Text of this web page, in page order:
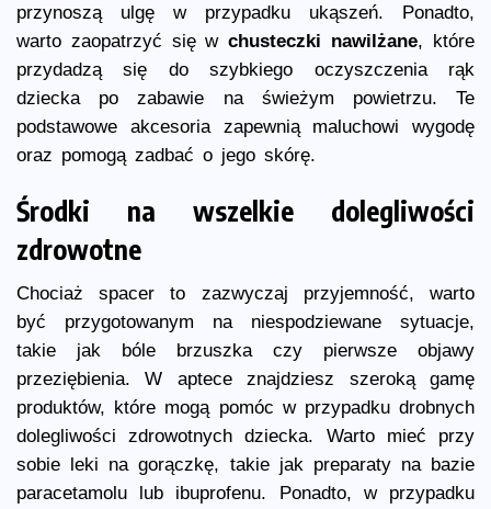
przynoszą ulgę w przypadku ukąszeń. Ponadto,
warto zaopatrzyć się wchusteczki nawilżane, które
przydadzą się do szybkiego oczyszczenia rąk
dziecka po zabawie na świeżym powietrzu. Te
podstawowe akcesoria zapewnią maluchowi wygodę
oraz pomogą zadbać o jego skórę.
Środki na wszelkie dolegliwości
zdrowotne
Chociaż spacer to zazwyczaj przyjemność, warto
być przygotowanym na niespodziewane sytuacje,
takie jak bóle brzuszka czy pierwsze objawy
przeziębienia. W aptece znajdziesz szeroką gamę
produktów, które mogą pomóc w przypadku drobnych
dolegliwości zdrowotnych dziecka. Warto mieć przy
sobie leki na gorączkę, takie jak preparaty na bazie
paracetamolu lub ibuprofenu. Ponadto, w przypadku